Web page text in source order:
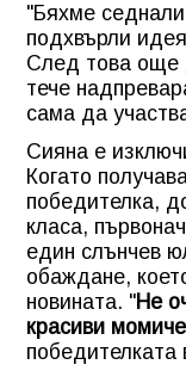
"Бяхме
подхвърли
След това още
тече
сама да
Сияна е
Когато
победителка,
класа,
един слънчев
обаждане,
новината. "Не
красиви
победителката